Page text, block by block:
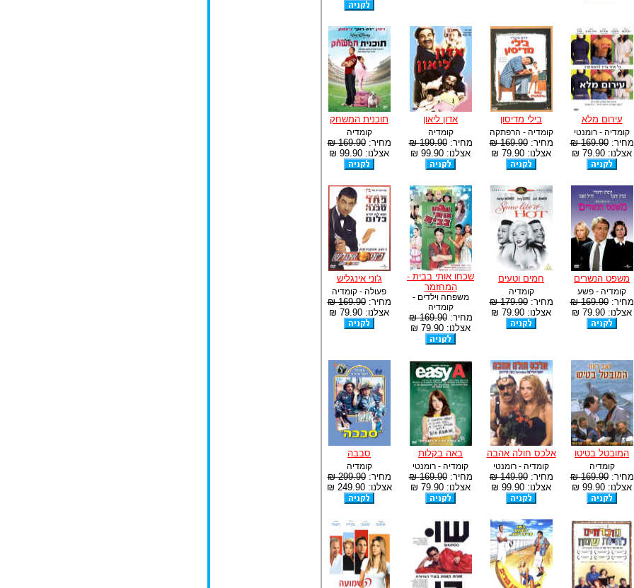
עירום מלא
קומדיה - רומנטי
מחיר:169.90 ₪
אצלנו: 79.90 ₪
בילי מדיסון
קומדיה - הרפתקה
מחיר:169.90 ₪
אצלנו: 79.90 ₪
אדון ליאון
קומדיה
מחיר:199.90 ₪
אצלנו: 99.90 ₪
תוכנית המשחק
קומדיה
מחיר:169.90 ₪
אצלנו: 99.90 ₪
משפט הנשרים
קומדיה - פשע
מחיר:169.90 ₪
אצלנו: 79.90 ₪
חמים וטעים
קומדיה
מחיר:179.90 ₪
אצלנו: 79.90 ₪
שכחו אותי בבית -
המחזמר
משפחה וילדים -
קומדיה
מחיר:169.90 ₪
אצלנו: 79.90 ₪
ג'וני אינגליש
פעולה - קומדיה
מחיר:169.90 ₪
אצלנו: 79.90 ₪
המובטל בטיטו
קומדיה
מחיר:169.90 ₪
אצלנו: 99.90 ₪
אלכס חולה אהבה
קומדיה - רומנטי
מחיר:149.90 ₪
אצלנו: 99.90 ₪
באה בקלות
קומדיה - רומנטי
מחיר:169.90 ₪
אצלנו: 79.90 ₪
סבבה
קומדיה
מחיר:299.90 ₪
אצלנו: 249.90 ₪